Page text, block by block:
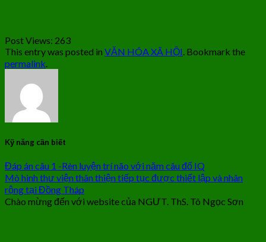
Post Views: 263
This entry was posted in VĂN HÓA XÃ HỘI. Bookmark the
permalink.
Kỹ năng cần biết
Đáp án câu 1 -Rèn luyện trí não với năm câu đố IQ
Mô hình thư viện thân thiện tiếp tục được thiết lập và nhân
rộng tại Đồng Tháp
Chào mừng đến với website của NGƯT. ThS. Tô Ngọc Sơn